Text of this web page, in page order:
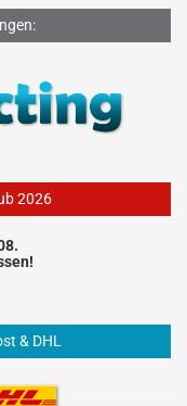
2026
& DHL